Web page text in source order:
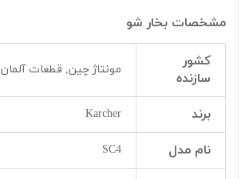
مشخصات بخار شو
کشور
سازنده
مونتاژ چین, قطعات آلمان
برند Karcher
نام مدل SC4